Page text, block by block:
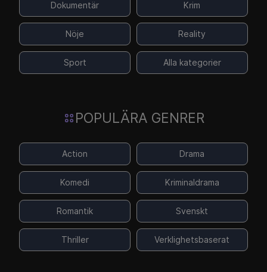
Dokumentär Krim
Nöje Reality
Sport Alla kategorier
POPULÄRA GENRER
Action Drama
Komedi Kriminaldrama
Romantik Svenskt
Thriller Verklighetsbaserat